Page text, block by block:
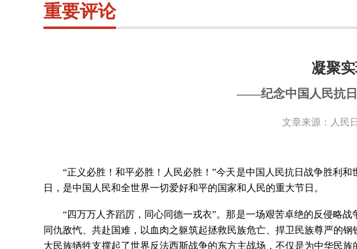
重要评论
凝聚
——纪念中国人民抗日
文章来源：人
“正义必胜！和平必胜！人民必胜！”今天是中国人民抗日战争胜利
日，是中国人民和全世界一切爱好和平的国家和人民的重大节日。
“四万万人齐蹈厉，同心同德一戎衣”。那是一场艰苦卓绝的反侵略
同仇敌忾、共赴国难，以血肉之躯筑起拯救民族危亡、捍卫民族尊严的
大民族牺牲支撑起了世界反法西斯战争的东方主战场，不仅是为中华民